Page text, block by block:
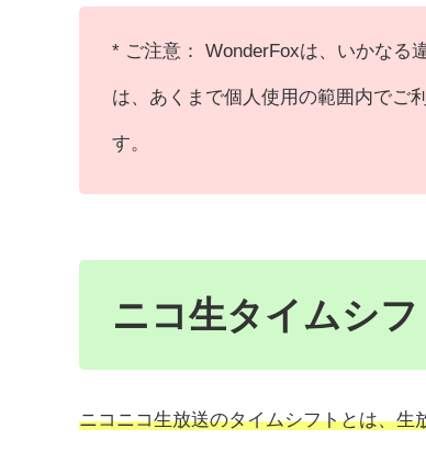
* ご注意： WonderFoxは、いかなる
は、あくまで個人使用の範囲内でご
す。
ニコ生タイムシ
ニコニコ生放送のタイムシフトとは、